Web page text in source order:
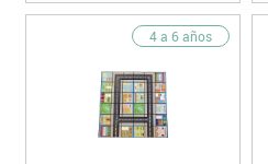
4 a 6 años